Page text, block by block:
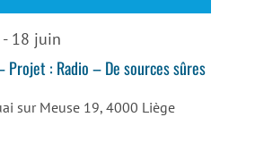
vues
18 juin
Projet : Radio – De sources sûres
sur Meuse 19, 4000 Liège